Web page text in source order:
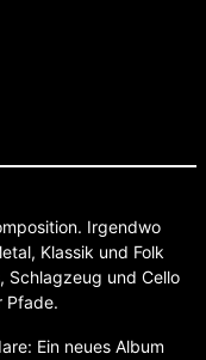
Irgendwo
Klassik und Folk
Schlagzeug und Cello
Pfade.
Ein neues Album